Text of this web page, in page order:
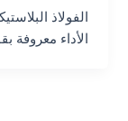
الأداء معروفة